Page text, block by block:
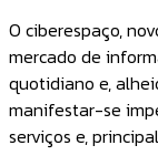
O ciberespaço,
mercado de
quotidiano e,
manifestar-se
serviços e,